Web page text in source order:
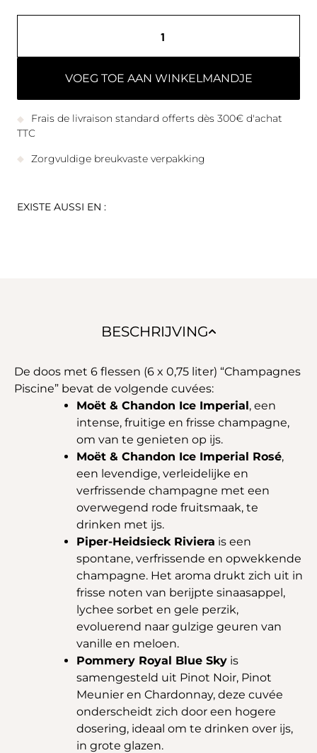
VOEG TOE AAN WINKELMANDJE
Frais de livraison standard offerts dès 300€ d'achat
TTC
Zorgvuldige breukvaste verpakking
EXISTE AUSSI EN :
BESCHRIJVING
De doos met 6 flessen (6 x 0,75 liter) “Champagnes
Piscine” bevat de volgende cuvées:
Moët & Chandon Ice Imperial, een
intense, fruitige en frisse champagne,
om van te genieten op ijs.
Moët & Chandon Ice Imperial Rosé,
een levendige, verleidelijke en
verfrissende champagne met een
overwegend rode fruitsmaak, te
drinken met ijs.
Piper-Heidsieck Riviera is een
spontane, verfrissende en opwekkende
champagne. Het aroma drukt zich uit in
frisse noten van berijpte sinaasappel,
lychee sorbet en gele perzik,
evoluerend naar gulzige geuren van
vanille en meloen.
Pommery Royal Blue Sky is
samengesteld uit Pinot Noir, Pinot
Meunier en Chardonnay, deze cuvée
onderscheidt zich door een hogere
dosering, ideaal om te drinken over ijs,
in grote glazen.